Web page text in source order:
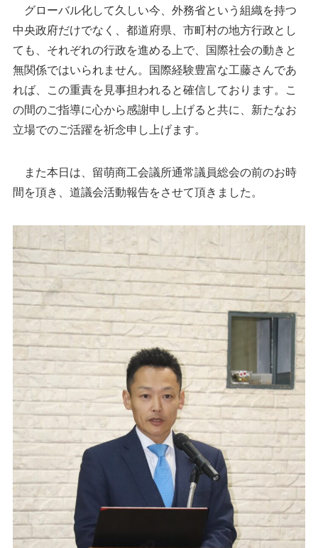
グローバル化して久しい今、外務省という組織を持つ
中央政府だけでなく、都道府県、市町村の地方行政とし
ても、それぞれの行政を進める上で、国際社会の動きと
無関係ではいられません。国際経験豊富な工藤さんであ
れば、この重責を見事担われると確信しております。こ
の間のご指導に心から感謝申し上げると共に、新たなお
立場でのご活躍を祈念申し上げます。
また本日は、留萌商工会議所通常議員総会の前のお時
間を頂き、道議会活動報告をさせて頂きました。